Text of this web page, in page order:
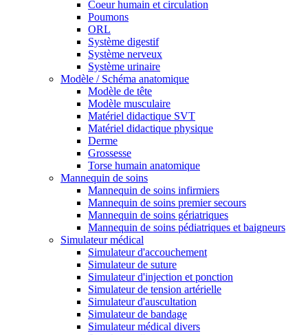
Coeur humain et circulation
Poumons
ORL
Système digestif
Système nerveux
Système urinaire
Modèle / Schéma anatomique
Modèle de tête
Modèle musculaire
Matériel didactique SVT
Matériel didactique physique
Derme
Grossesse
Torse humain anatomique
Mannequin de soins
Mannequin de soins infirmiers
Mannequin de soins premier secours
Mannequin de soins gériatriques
Mannequin de soins pédiatriques et baigneurs
Simulateur médical
Simulateur d'accouchement
Simulateur de suture
Simulateur d'injection et ponction
Simulateur de tension artérielle
Simulateur d'auscultation
Simulateur de bandage
Simulateur médical divers